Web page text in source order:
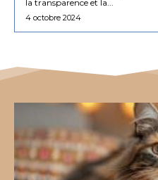
la transparence et la...
4 octobre 2024